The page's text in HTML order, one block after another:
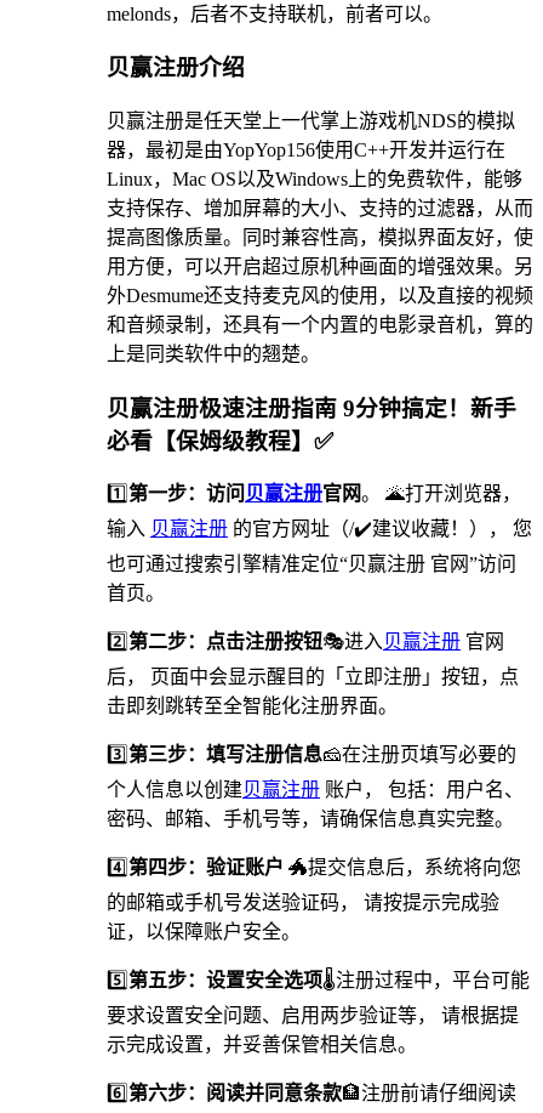
melonds，后者不支持联机，前者可以。
贝赢注册介绍
贝赢注册是任天堂上一代掌上游戏机NDS的模拟
器，最初是由YopYop156使用C++开发并运行在
Linux，Mac OS以及Windows上的免费软件，能够
支持保存、增加屏幕的大小、支持的过滤器，从而
提高图像质量。同时兼容性高，模拟界面友好，使
用方便，可以开启超过原机种画面的增强效果。另
外Desmume还支持麦克风的使用，以及直接的视频
和音频录制，还具有一个内置的电影录音机，算的
上是同类软件中的翘楚。
贝赢注册极速注册指南 9分钟搞定！新手
必看【保姆级教程】✅
1️⃣第一步：访问 贝赢注册官网。 🌋打开浏览器，
输入 贝赢注册 的官方网址（/✔️建议收藏！）， 您
也可通过搜索引擎精准定位“贝赢注册 官网”访问
首页。
2️⃣第二步：点击注册按钮🎭进入 贝赢注册 官网
后， 页面中会显示醒目的「立即注册」按钮，点
击即刻跳转至全智能化注册界面。
3️⃣第三步：填写注册信息🧀在注册页填写必要的
个人信息以创建贝赢注册 账户， 包括：用户名、
密码、邮箱、手机号等，请确保信息真实完整。
4️⃣第四步：验证账户 🐲提交信息后，系统将向您
的邮箱或手机号发送验证码， 请按提示完成验
证，以保障账户安全。
5️⃣第五步：设置安全选项🌡️注册过程中，平台可能
要求设置安全问题、启用两步验证等， 请根据提
示完成设置，并妥善保管相关信息。
6️⃣第六步：阅读并同意条款🏦注册前请仔细阅读